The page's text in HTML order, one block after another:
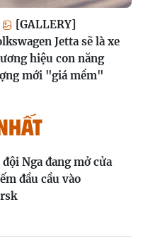
[GALLERY]
Jetta sẽ là xe
hiệu con năng
mới "giá mềm"
đội Nga đang mở cửa
đầu cầu vào